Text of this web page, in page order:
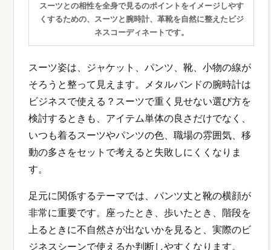
スーツとの相性を全身で見るのポイントをイメージしやす
くするための、スーツと腕時計、革靴を自然に整えたビジ
ネスコーディネートです。
スーツ姿は、ジャケット、パンツ、靴、小物の線が
そろうと整って見えます。メタルバンドの腕時計は
ビジネスで使える？スーツで重く見せない選び方を
検討するときも、アイテム単体の良さだけでなく、
いつも着るスーツやパンツの色、職場の雰囲気、移
動の多さをセットで考えると失敗しにくくなりま
す。
足元に関係するテーマでは、パンツ丈と靴の横顔が
非常に重要です。座ったとき、歩いたとき、階段を
上るときに不自然さが出ないかを見ると、実際のビ
ジネスシーンで使えるか判断しやすくなります。